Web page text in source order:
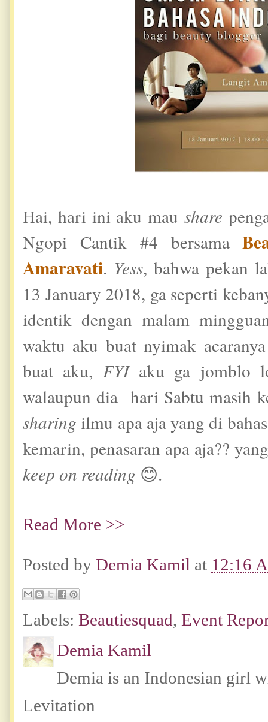
Hai, hari ini aku mau share
Ngopi Cantik #4 bersama
Amaravati. Yess, bahwa pekan
13 January 2018, ga seperti
identik dengan malam
waktu aku buat nyimak
buat aku, FYI aku ga jomblo
walaupun dia hari Sabtu masih
sharingilmu apa aja yang di
kemarin, penasaran apa aja??
keep on reading 😊.
Read More >>
Posted by Demia Kamil at 12:16
Labels: Beautiesquad, Event
Demia Kamil
Demia is an Indonesian girl
Levitation